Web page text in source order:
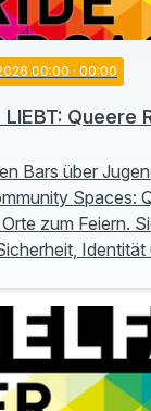
00:00 · 00:00
LIEBT: Queere
Bars über
Spaces:
zum Feiern.